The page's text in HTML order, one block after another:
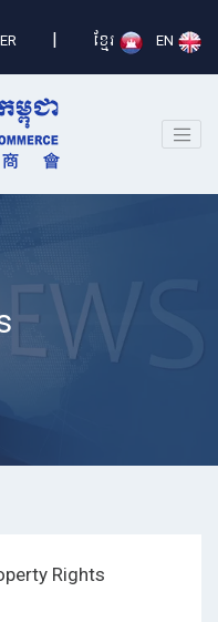
| ខ្មែរ EN
Rights